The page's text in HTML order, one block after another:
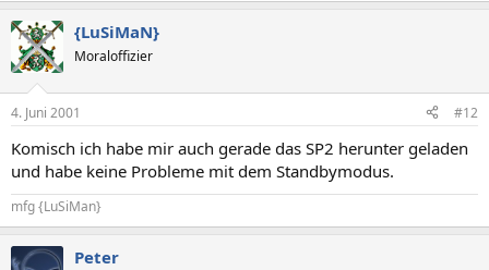
{LuSiMaN}
Moraloffizier
4. Juni 2001 #12
Komisch ich habe mir auch gerade das SP2 herunter geladen
und habe keine Probleme mit dem Standbymodus.
mfg {LuSiMan}
Peter